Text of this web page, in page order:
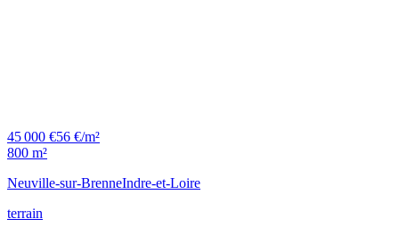
45 000 €56 €/m²
800 m²
Neuville-sur-BrenneIndre-et-Loire
terrain